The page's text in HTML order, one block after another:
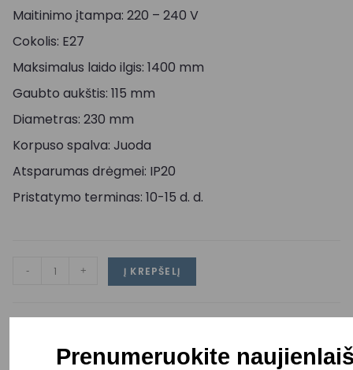
Maitinimo įtampa: 220 – 240 V
Cokolis: E27
Maksimalus laido ilgis: 1400 mm
Gaubto aukštis: 115 mm
Diametras: 230 mm
Korpuso spalva: Juoda
Atsparumas drėgmei: IP20
Pristatymo terminas: 10-15 d. d.
- + Į KREPŠELĮ
Prenumeruokite